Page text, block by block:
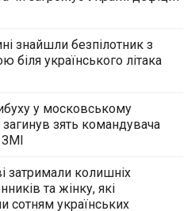
знайшли безпілотник з
біля українського літака
у московському
загинув зять командувача
затримали колишніх
та жінку, які
сотням українських